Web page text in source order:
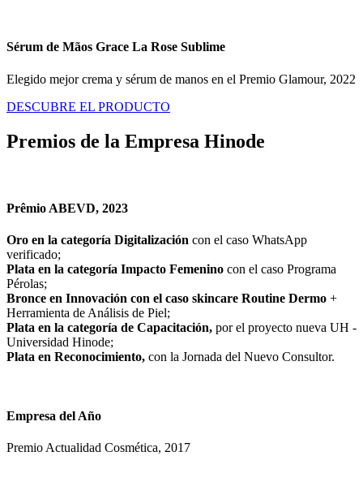
Sérum de Mãos Grace La Rose Sublime
Elegido mejor crema y sérum de manos en el Premio Glamour, 2022
DESCUBRE EL PRODUCTO
Premios de la Empresa Hinode
Prêmio ABEVD, 2023
Oro en la categoría Digitalización con el caso WhatsApp
verificado;
Plata en la categoría Impacto Femenino con el caso Programa
Pérolas;
Bronce en Innovación con el caso skincare Routine Dermo +
Herramienta de Análisis de Piel;
Plata en la categoría de Capacitación, por el proyecto nueva UH -
Universidad Hinode;
Plata en Reconocimiento, con la Jornada del Nuevo Consultor.
Empresa del Año
Premio Actualidad Cosmética, 2017